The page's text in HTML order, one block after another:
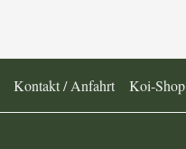
Kontakt / Anfahrt Koi-Shop